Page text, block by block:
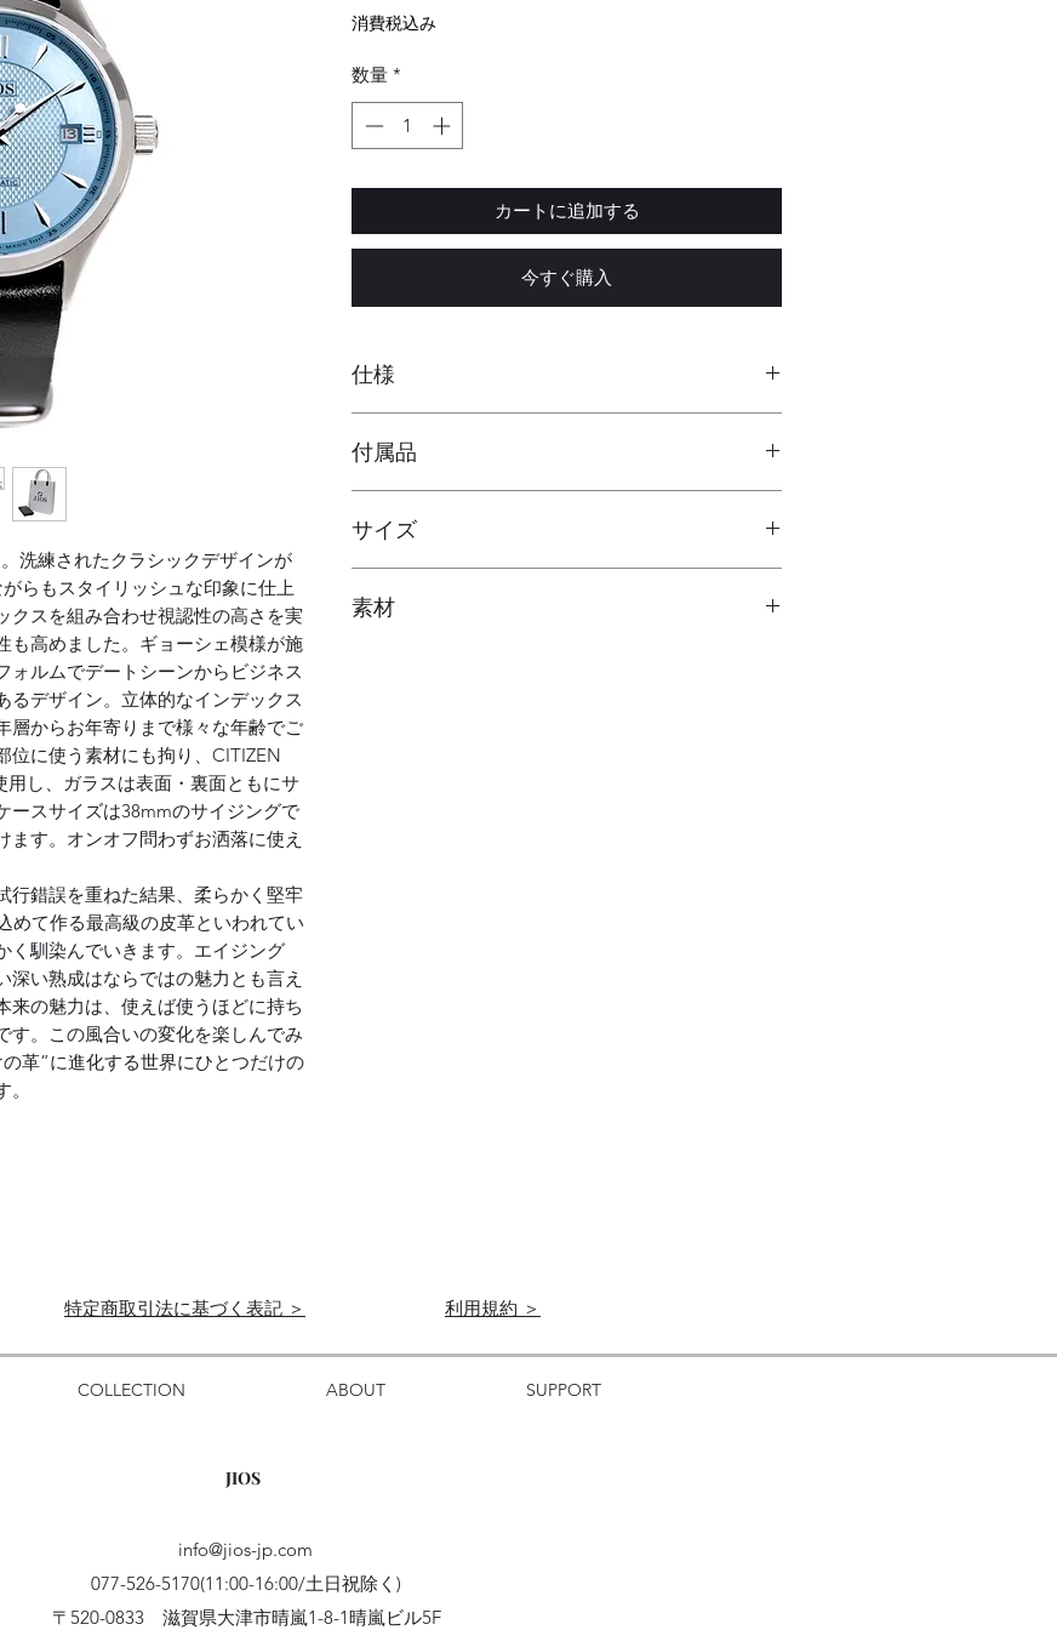
洗練されたクラシックデザインが
らもスタイリッシュな印象に仕上
クスを組み合わせ視認性の高さを実
も高めました。ギョーシェ模様が施
ォルムでデートシーンからビジネス
るデザイン。立体的なインデックス
層からお年寄りまで様々な年齢でご
位に使う素材にも拘り、CITIZEN
し、ガラスは表面・裏面ともにサ
ースサイズは38mmのサイジングで
す。オンオフ問わずお洒落に使え
行錯誤を重ねた結果、柔らかく堅牢
めて作る最高級の皮革といわれてい
く馴染んでいきます。エイジング
深い熟成はならではの魅力とも言え
来の魅力は、使えば使うほどに持ち
す。この風合いの変化を楽しんでみ
革”に進化する世界にひとつだけの
消費税込み
数量 *
カートに追加する
今すぐ購入
仕様
裏蓋スケルトン
サファイアガラス（両面）
駆動時間：最大約40H
付属品
保証書（1年保証）、説明書
サイズ
腕回り：約15～19cm
素材
特定商取引法に基づく表記 ＞ 利用規約 ＞
COLLECTION ABOUT SUPPORT
JIOS
info@jios-jp.com
077-526-5170(11:00-16:00/土日祝除く)
〒520-0833 滋賀県大津市晴嵐1-8-1晴嵐ビル5F